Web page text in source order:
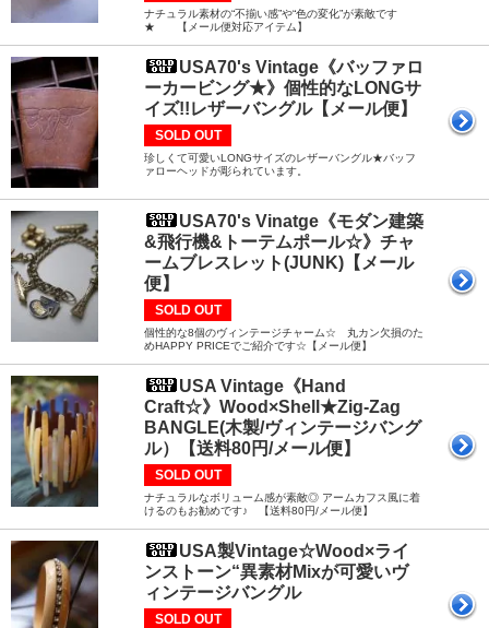
ナチュラル素材の“不揃い感”や“色の変化”が素敵です
★ 【メール便対応アイテム】
USA70's Vintage《バッファロ
ーカービング★》個性的なLONGサ
イズ!!レザーバングル【メール便】
SOLD OUT
珍しくて可愛いLONGサイズのレザーバングル★バッフ
ァローヘッドが彫られています。
USA70's Vinatge《モダン建築
&飛行機&トーテムポール☆》チャ
ームブレスレット(JUNK)【メール
便】
SOLD OUT
個性的な8個のヴィンテージチャーム☆ 丸カン欠損のた
めHAPPY PRICEでご紹介です☆【メール便】
USA Vintage《Hand
Craft☆》Wood×Shell★Zig-Zag
BANGLE(木製/ヴィンテージバング
ル）【送料80円/メール便】
SOLD OUT
ナチュラルなボリューム感が素敵◎ アームカフス風に着
けるのもお勧めです♪ 【送料80円/メール便】
USA製Vintage☆Wood×ライ
ンストーン“異素材Mixが可愛いヴ
ィンテージバングル
SOLD OUT